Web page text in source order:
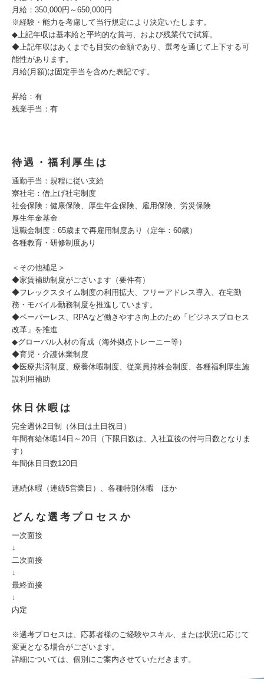
月給：350,000円～650,000円
※経験・能力を考慮して当行規定により決定いたします。
◆上記年収は基本給と平均的な賞与、および残業代で試算。
◆上記年収はあくまでも目安の金額であり、選考を通じて上下する可
能性があります。
月給(月額)は固定手当を含めた表記です。
昇給：有
残業手当：有
待遇・福利厚生は
通勤手当：規程に従い支給
寮社宅：借上げ社宅制度
社会保険：健康保険、厚生年金保険、雇用保険、労災保険
厚生年金基金
退職金制度：65歳まで再雇用制度あり（定年：60歳）
各種教育・研修制度あり
＜その他補足＞
◆家賃補助制度がございます（要件有）
◆フレックスタイム制度の利用拡大、フリーアドレス導入、在宅勤
務・モバイル勤務制度を推進しています。
◆ペーパーレス、RPAなど働きやすさ向上のため「ビジネスプロセス
改革」を推進
◆グローバル人材の育成（海外拠点トレーニー等）
◆育児・介護休業制度
◆医療共済制度、療養休暇制度、従業員持株会制度、各種福利厚生施
設利用補助
休日休暇は
完全週休2日制（休日は土日祝日）
年間有給休暇14日～20日（下限日数は、入社直後の付与日数となりま
す）
年間休日日数120日
連続休暇（連続5営業日）、各種特別休暇 ほか
どんな選考プロセスか
一次面接
↓
二次面接
↓
最終面接
↓
内定
※選考プロセスは、応募者様のご経験やスキル、または状況に応じて
変更となる場合がございます。
詳細については、個別にご案内させていただきます。